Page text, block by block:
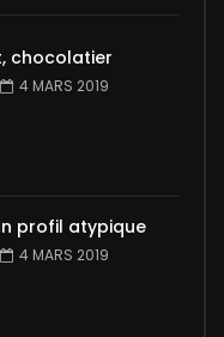
chocolatier
4 MARS 2019
profil atypique
4 MARS 2019